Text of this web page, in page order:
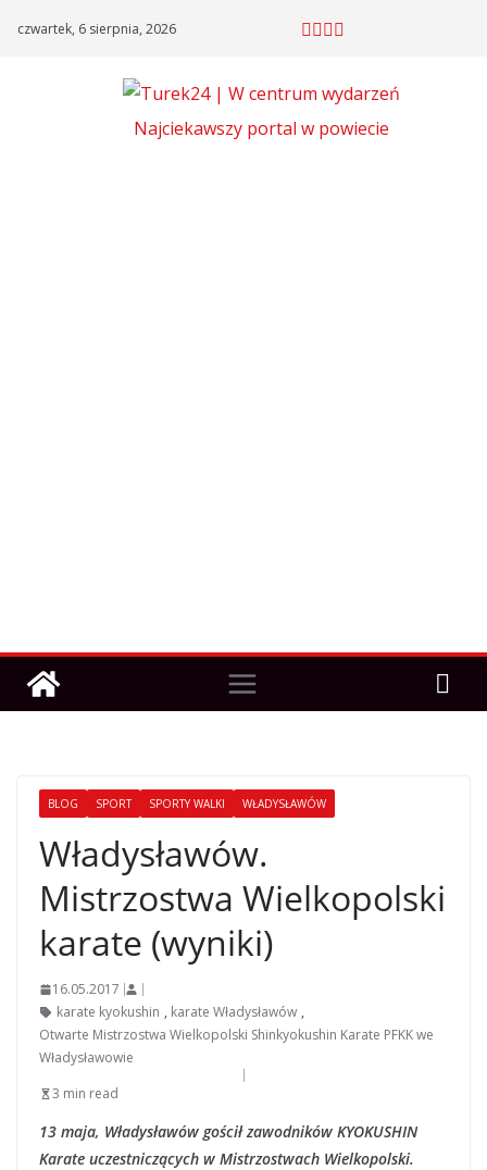
czwartek, 6 sierpnia, 2026
Najciekawszy portal w powiecie
BLOG SPORT SPORTY WALKI WŁADYSŁAWÓW
Władysławów.
Mistrzostwa Wielkopolski
karate (wyniki)
16.05.2017
karate kyokushin , karate Władysławów ,
Otwarte Mistrzostwa Wielkopolski Shinkyokushin Karate PFKK we
Władysławowie
3 min read
13 maja, Władysławów gościł zawodników KYOKUSHIN
Karate uczestniczących w Mistrzostwach Wielkopolski.